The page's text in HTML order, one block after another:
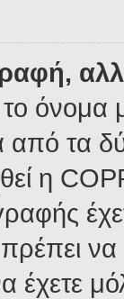
όνομα
από τα
η
να
έχετε